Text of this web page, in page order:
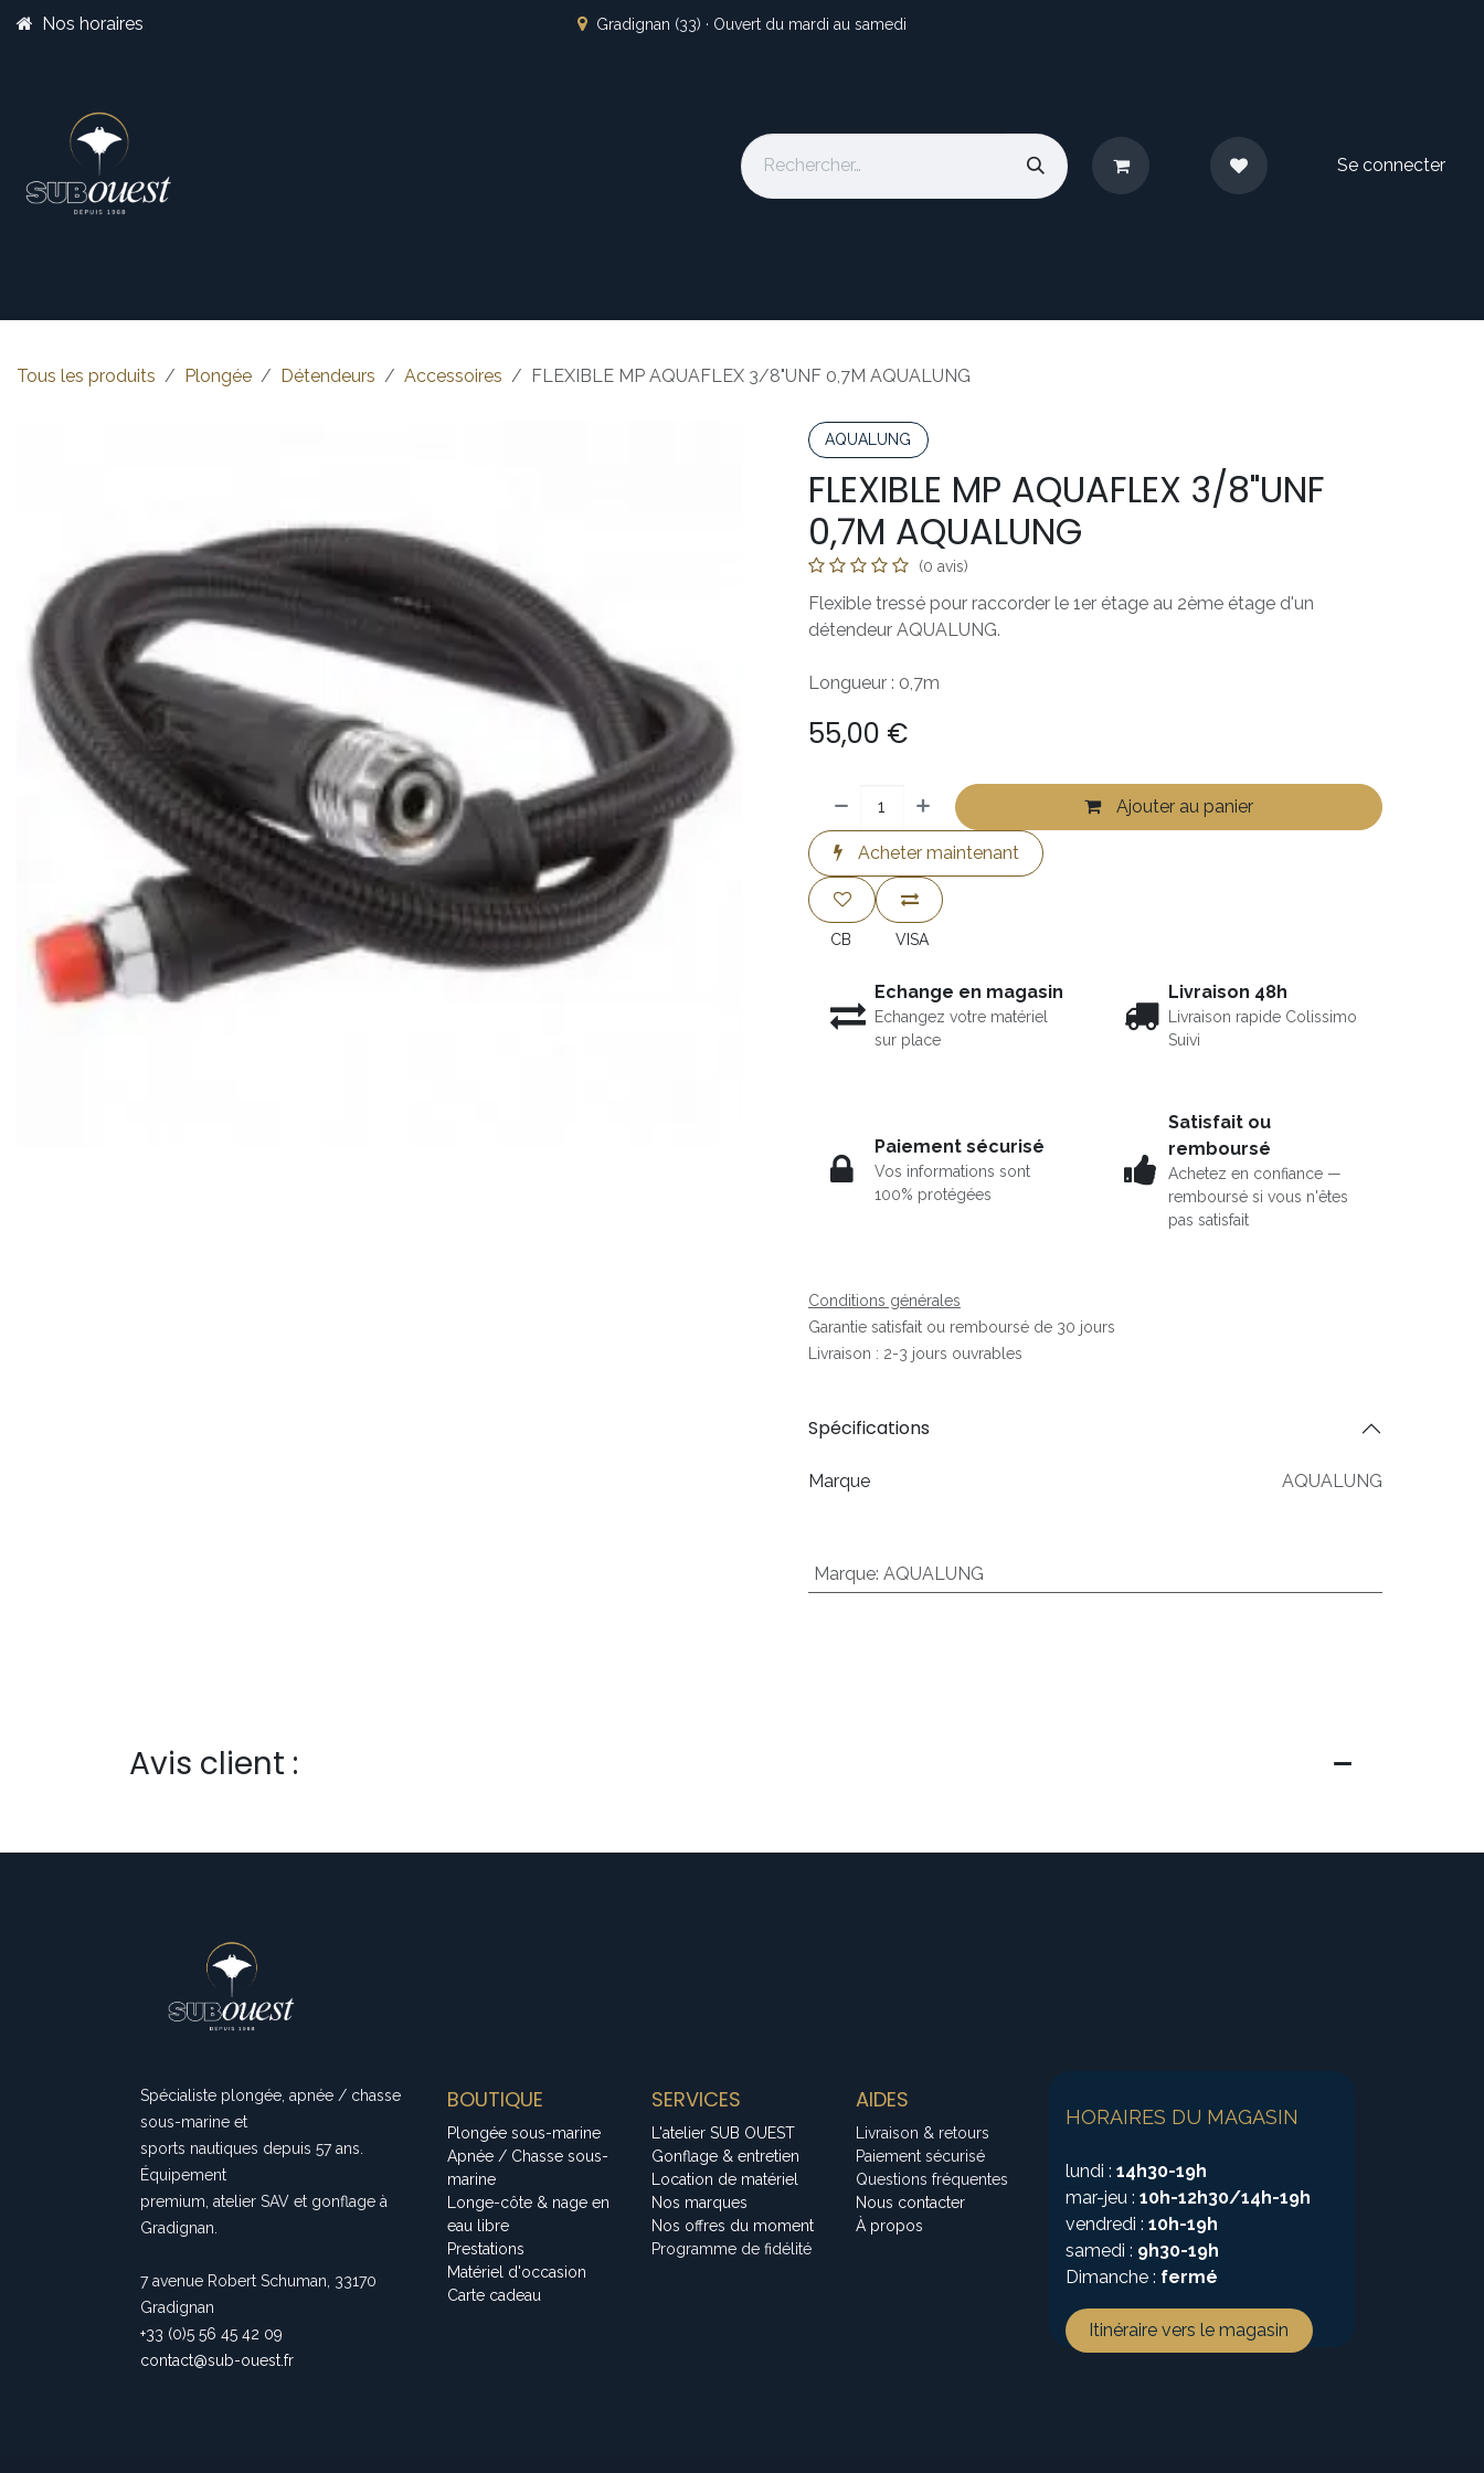
Se rendre au contenu
Nos horaires Gradignan (33) · Ouvert du mardi au samedi
Se connecter
Tous les produits Plongée Détendeurs Accessoires FLEXIBLE MP AQUAFLEX 3/8"UNF 0,7M AQUALUNG
AQUALUNG
FLEXIBLE MP AQUAFLEX 3/8"UNF
0,7M AQUALUNG
(0 avis)
Flexible tressé pour raccorder le 1er étage au 2ème étage d'un
détendeur AQUALUNG.
Longueur : 0,7m
55,00 €
Ajouter au panier
Acheter maintenant
CB VISA
Echange en magasin
Echangez votre matériel
sur place
Livraison 48h
Livraison rapide Colissimo
Suivi
Paiement sécurisé
Vos informations sont
100% protégées
Satisfait ou
remboursé
Achetez en confiance —
remboursé si vous n'êtes
pas satisfait
Conditions générales
Garantie satisfait ou remboursé de 30 jours
Livraison : 2-3 jours ouvrables
Spécifications
Marque AQUALUNG
Marque: AQUALUNG
Avis client :
Spécialiste plongée, apnée / chasse
sous-marine et
sports nautiques depuis 57 ans.
Équipement
premium, atelier SAV et gonflage à
Gradignan.
7 avenue Robert Schuman, 33170
Gradignan
+33 (0)5 56 45 42 09
contact@sub-ouest.fr
BOUTIQUE
Plongée sous-marine
Apnée / Chasse sous-
marine
Longe-côte & nage en
eau libre
Prestations
Matériel d'occasion
Carte cadeau
SERVICES
L'atelier SUB OUEST
Gonflage & entretien
Location de matériel
Nos marques
Nos offres du moment
Programme de fidélité
AIDES
Livraison & retours
Paiement sécurisé
Questions fréquentes
Nous contacter
À propos
HORAIRES DU MAGASIN
lundi : 14h30-19h
mar-jeu : 10h-12h30/14h-19h
vendredi : 10h-19h
samedi : 9h30-19h
Dimanche : fermé
Itinéraire vers le magasin